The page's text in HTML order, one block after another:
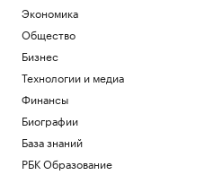
Экономика
Общество
Бизнес
Технологии и медиа
Финансы
Биографии
База знаний
РБК Образование